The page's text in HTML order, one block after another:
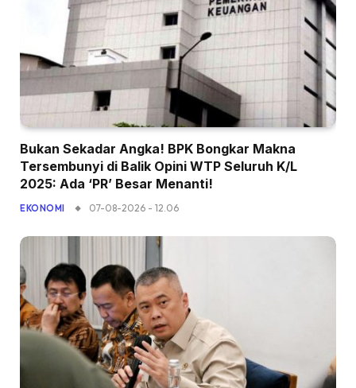
Bukan Sekadar Angka! BPK Bongkar Makna
Tersembunyi di Balik Opini WTP Seluruh K/L
2025: Ada ‘PR’ Besar Menanti!
EKONOMI 07-08-2026 - 12.06